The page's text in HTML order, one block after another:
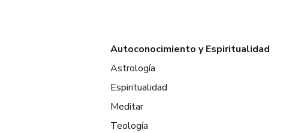
Autoconocimiento y Espiritualidad
Astrología
Espiritualidad
Meditar
Teología